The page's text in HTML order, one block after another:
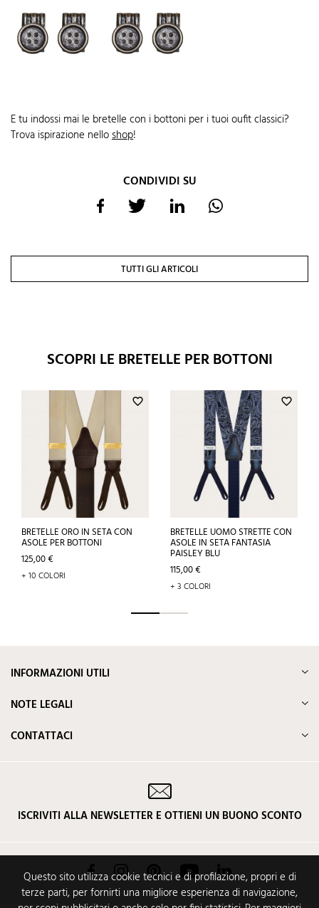
E tu indossi mai le bretelle con i bottoni per i tuoi oufit classici?
Trova ispirazione nelloshop!
CONDIVIDI SU
TUTTI GLI ARTICOLI
SCOPRI LE BRETELLE PER BOTTONI
favorite_border
BRETELLE ORO IN SETA CON
ASOLE PER BOTTONI
Prezzo
125,00 €
+ 10 COLORI
favorite_border
BRETELLE UOMO STRETTE CON
ASOLE IN SETA FANTASIA
PAISLEY BLU
Prezzo
115,00 €
+ 3 COLORI
Questo sito utilizza cookie tecnici e di profilazione, propri e di
terze parti, per fornirti una migliore esperienza di navigazione,
INFORMAZIONI UTILI
NOTE LEGALI
CONTATTACI
ISCRIVITI ALLA NEWSLETTER E OTTIENI UN BUONO SCONTO
FacebookInstagramPinterest YouTube